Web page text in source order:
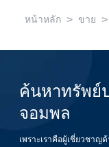
หน้าหลัก > ขาย >
ค้นหาทรัพย์
จอมพล
เพราะเราคือผู้เชี่ยวชา